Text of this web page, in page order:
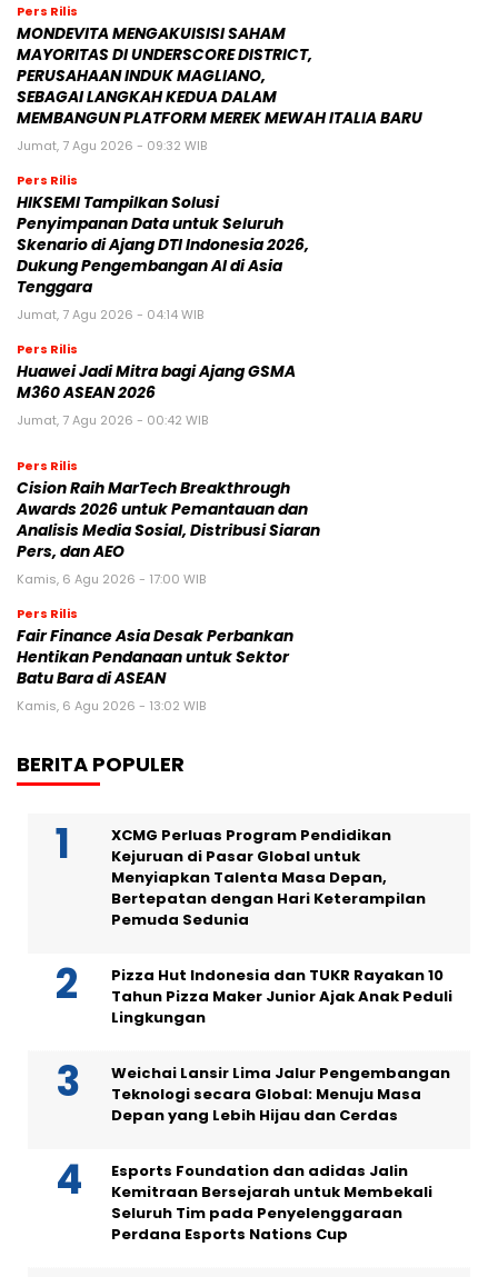
Pers Rilis
MONDEVITA MENGAKUISISI SAHAM
MAYORITAS DI UNDERSCORE DISTRICT,
PERUSAHAAN INDUK MAGLIANO,
SEBAGAI LANGKAH KEDUA DALAM
MEMBANGUN PLATFORM MEREK MEWAH ITALIA BARU
Jumat, 7 Agu 2026 - 09:32 WIB
Pers Rilis
HIKSEMI Tampilkan Solusi
Penyimpanan Data untuk Seluruh
Skenario di Ajang DTI Indonesia 2026,
Dukung Pengembangan AI di Asia
Tenggara
Jumat, 7 Agu 2026 - 04:14 WIB
Pers Rilis
Huawei Jadi Mitra bagi Ajang GSMA
M360 ASEAN 2026
Jumat, 7 Agu 2026 - 00:42 WIB
Pers Rilis
Cision Raih MarTech Breakthrough
Awards 2026 untuk Pemantauan dan
Analisis Media Sosial, Distribusi Siaran
Pers, dan AEO
Kamis, 6 Agu 2026 - 17:00 WIB
Pers Rilis
Fair Finance Asia Desak Perbankan
Hentikan Pendanaan untuk Sektor
Batu Bara di ASEAN
Kamis, 6 Agu 2026 - 13:02 WIB
BERITA POPULER
XCMG Perluas Program Pendidikan
Kejuruan di Pasar Global untuk
Menyiapkan Talenta Masa Depan,
Bertepatan dengan Hari Keterampilan
Pemuda Sedunia
Pizza Hut Indonesia dan TUKR Rayakan 10
Tahun Pizza Maker Junior Ajak Anak Peduli
Lingkungan
Weichai Lansir Lima Jalur Pengembangan
Teknologi secara Global: Menuju Masa
Depan yang Lebih Hijau dan Cerdas
Esports Foundation dan adidas Jalin
Kemitraan Bersejarah untuk Membekali
Seluruh Tim pada Penyelenggaraan
Perdana Esports Nations Cup